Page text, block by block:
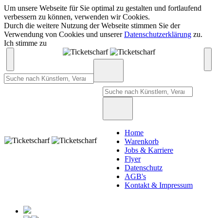
Um unsere Webseite für Sie optimal zu gestalten und fortlaufend
verbessern zu können, verwenden wir Cookies.
Durch die weitere Nutzung der Webseite stimmen Sie der
Verwendung von Cookies und unsererDatenschutzerklärung zu.
Ich stimme zu
Home
Warenkorb
Jobs & Karriere
Flyer
Datenschutz
AGB's
Kontakt & Impressum